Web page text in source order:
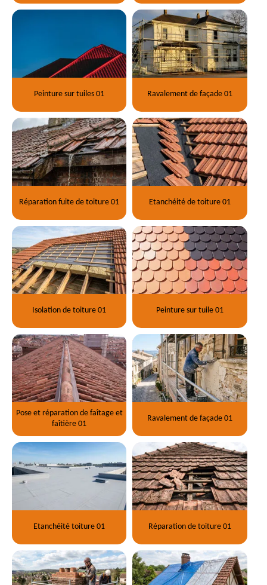
Peinture sur tuiles 01 Ravalement de façade 01
Réparation fuite de toiture 01 Etanchéité de toiture 01
Isolation de toiture 01 Peinture sur tuile 01
Pose et réparation de faîtage et
faîtière 01
Ravalement de façade 01
Etanchéité toiture 01 Réparation de toiture 01